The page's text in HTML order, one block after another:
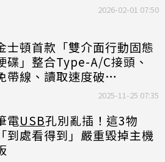
2026-02-01 07:50
士頓首款「雙介面行動固態
碟」整合Type-A/C接頭、
帶線、讀取速度破
2025-11-25 07:35
電USB孔別亂插！這3物
「到處看得到」嚴重毀掉主機